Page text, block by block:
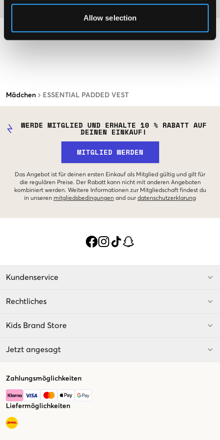
Allow selection
Mädchen ESSENTIAL PADDED VEST
Material
WERDE MITGLIED UND ERHALTE 10 % RABATT AUF
DEINEN EINKAUF!
MITGLIED WERDEN
Das Angebot ist für deinen ersten Einkauf als Mitglied gültig und gilt für
die regulären Preise. Der Rabatt kann nicht mit anderen Angeboten
kombiniert werden. Weitere Informationen zur Mitgliedschaft findest du
in unseren mitgliedsbedingungen and our datenschutzerklarung
Kundenservice
Rechtliches
Kids Brand Store
Jetzt angesagt
Zahlungsmöglichkeiten
Liefermöglichkeiten